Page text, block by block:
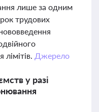
лише за одним
трудових
Джерело
у разі